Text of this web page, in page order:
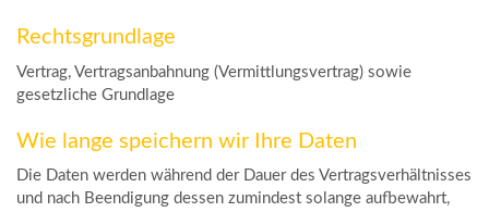
Rechtsgrundlage
Vertrag, Vertragsanbahnung (Vermittlungsvertrag) sowie
gesetzliche Grundlage
Wie lange speichern wir Ihre Daten
Die Daten werden während der Dauer des Vertragsverhältnisses
und nach Beendigung dessen zumindest solange aufbewahrt,